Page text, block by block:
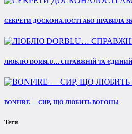
СЕКРЕТИ ДОСКОНАЛОСТІ АБО ПРАВИЛА
ЛЮБЛЮ DORBLU… СПРАВЖНІЙ ТА ЄДИНИЙ
BONFIRE — СИР, ЩО ЛЮБИТЬ ВОГОНЬ!
Теги